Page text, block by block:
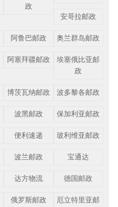
政
安哥拉邮政
阿鲁巴邮政 奥兰群岛邮政
阿塞拜疆邮政
埃塞俄比亚邮
政
博茨瓦纳邮政 波多黎各邮政
波黑邮政 保加利亚邮政
便利速递 玻利维亚邮政
波兰邮政 宝通达
达方物流 德国邮政
俄罗斯邮政
厄立特里亚邮